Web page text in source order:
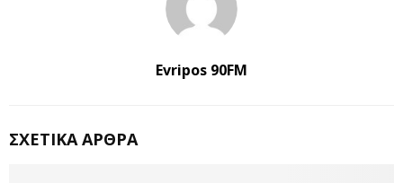
Evripos 90FM
ΣΧΕΤΙΚΆ ΆΡΘΡΑ